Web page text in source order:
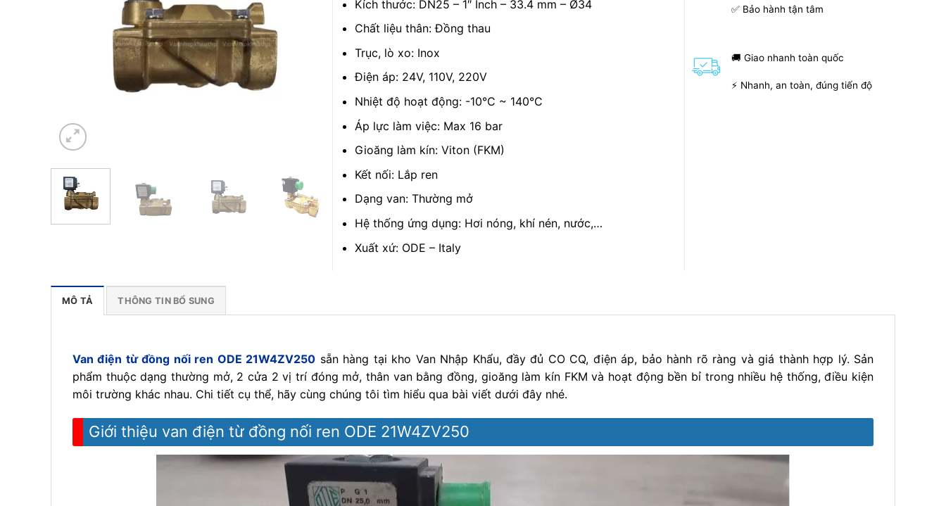
Kích thước: DN25 – 1″ Inch – 33.4 mm – Ø34
Chất liệu thân: Đồng thau
Trục, lò xo: Inox
Điện áp: 24V, 110V, 220V
Nhiệt độ hoạt động: -10°C ~ 140°C
Áp lực làm việc: Max 16 bar
Gioăng làm kín: Viton (FKM)
Kết nối: Lắp ren
Dạng van: Thường mở
Hệ thống ứng dụng: Hơi nóng, khí nén, nước,…
Xuất xứ: ODE – Italy
✅ Bảo hành tận tâm
🚚 Giao nhanh toàn quốc
⚡ Nhanh, an toàn, đúng tiến độ
MÔ TẢ THÔNG TIN BỔ SUNG
Van điện từ đồng nối ren ODE 21W4ZV250 sẵn hàng tại kho Van Nhập Khẩu, đầy đủ CO CQ, điện áp, bảo hành rõ ràng và giá thành hợp lý. Sản
phẩm thuộc dạng thường mở, 2 cửa 2 vị trí đóng mở, thân van bằng đồng, gioăng làm kín FKM và hoạt động bền bỉ trong nhiều hệ thống, điều kiện
môi trường khác nhau. Chi tiết cụ thể, hãy cùng chúng tôi tìm hiểu qua bài viết dưới đây nhé.
Giới thiệu van điện từ đồng nối ren ODE 21W4ZV250